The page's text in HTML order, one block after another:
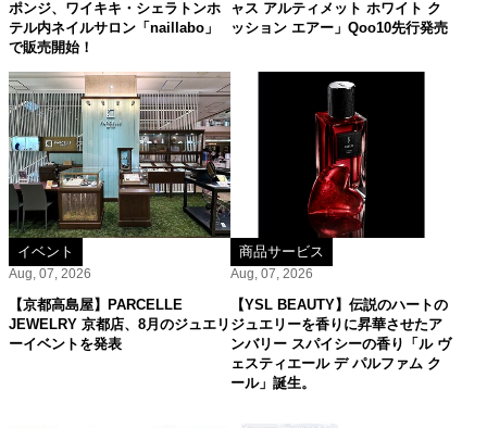
ポンジ、ワイキキ・シェラトンホ
テル内ネイルサロン「naillabo」
で販売開始！
ャス アルティメット ホワイト ク
ッション エアー」Qoo10先行発売
イベント
Aug, 07, 2026
【京都高島屋】PARCELLE
JEWELRY 京都店、8月のジュエリ
ーイベントを発表
商品サービス
Aug, 07, 2026
【YSL BEAUTY】伝説のハートの
ジュエリーを香りに昇華させたア
ンバリー スパイシーの香り「ル ヴ
ェスティエール デ パルファム ク
ール」誕生。